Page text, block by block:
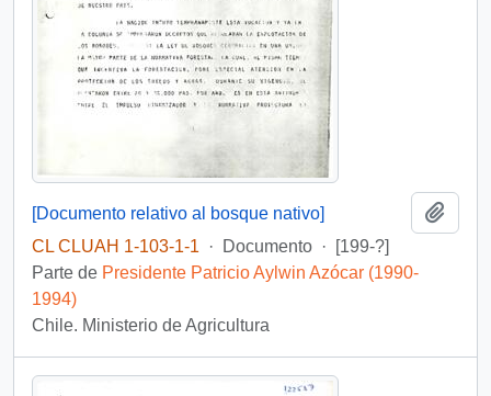
[Documento relativo al bosque nativo]
CL CLUAH 1-103-1-1
· Documento ·
[199-?]
Parte de Presidente Patricio Aylwin Azócar (1990-
1994)
Chile. Ministerio de Agricultura